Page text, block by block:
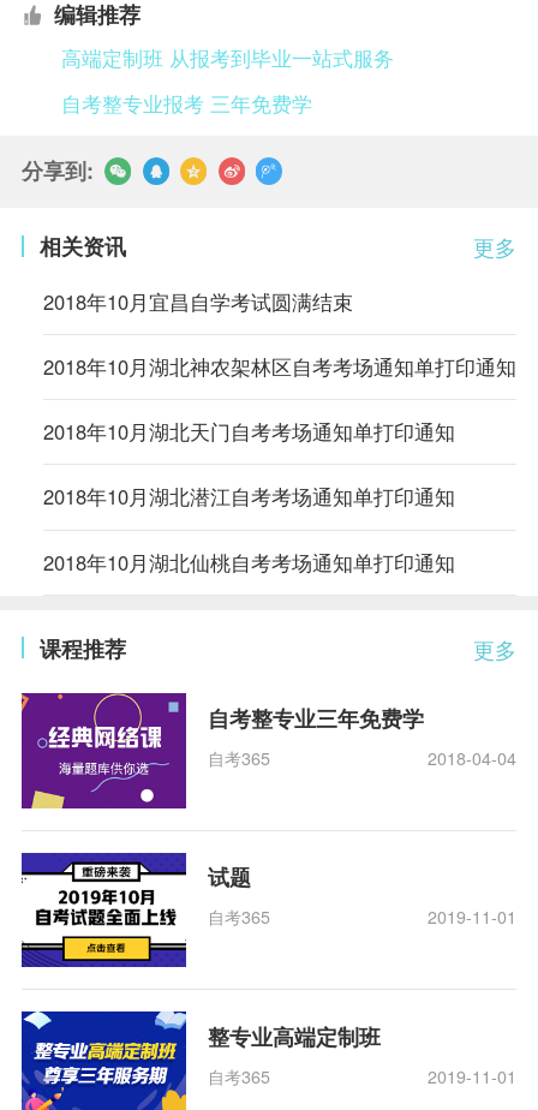
编辑推荐
高端定制班 从报考到毕业一站式服务
自考整专业报考 三年免费学
分享到:
更多
相关资讯
2018年10月宜昌自学考试圆满结束
2018年10月湖北神农架林区自考考场通知单打印通知
2018年10月湖北天门自考考场通知单打印通知
2018年10月湖北潜江自考考场通知单打印通知
2018年10月湖北仙桃自考考场通知单打印通知
更多
课程推荐
自考整专业三年免费学
自考365 2018-04-04
试题
自考365 2019-11-01
整专业高端定制班
自考365 2019-11-01